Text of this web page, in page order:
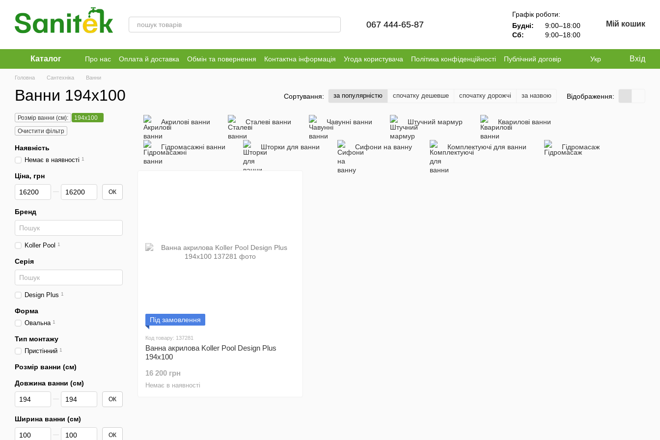
Перейти до основного контенту
067 444-65-87
Графік роботи:
Будні:
9:00–18:00
Сб:
9:00–18:00
Мій кошик
Каталог Про нас Оплата й доставка Обмін та повернення Контактна інформація Угода користувача Політика конфіденційності Публічний договір Укр Вхід
Головна Сантехніка Ванни
Ванни 194x100 Сортування: за популярністю спочатку дешевше спочатку дорожчі за назвою Відображення:
Акрилові ванни Сталеві ванни Чавунні ванни Штучний мармур Кварилові ванни
Гідромасажні ванни Шторки для ванни Сифони на ванну Комплектуючі для ванни Гідромасаж
Під замовлення
Код товару: 137281
Ванна акрилова Koller Pool Design Plus
194x100
16 200 грн
Немає в наявності
Розмір ванни (см):
194x100
Очистити фільтр
Наявність
Немає в наявності 1
Ціна, грн
Від Ціна, грн
До Ціна, грн ОК
Бренд
Koller Pool 1
Серія
Design Plus 1
Форма
Овальна 1
Тип монтажу
Пристінний 1
Розмір ванни (см)
Довжина ванни (см)
Від Довжина ванни (см)
До Довжина ванни (см) ОК
Ширина ванни (см)
Від Ширина ванни (см)
До Ширина ванни (см) ОК